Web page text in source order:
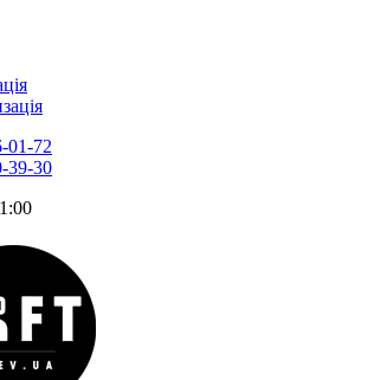
01-72
39-30